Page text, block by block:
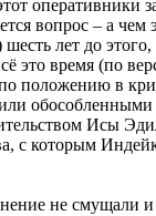
оперативники
вопрос – а чем
лет до этого,
это время (по
положению в
Исы
с которым
не смущали